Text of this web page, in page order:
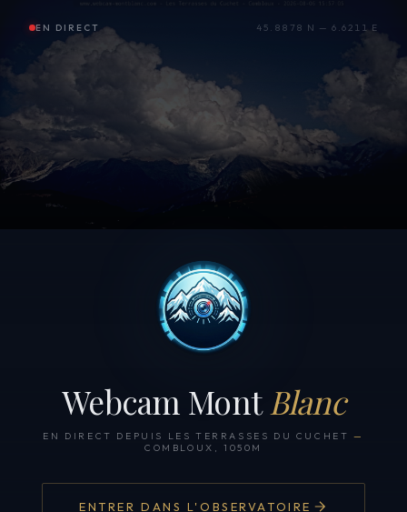
EN DIRECT 45.8878 N — 6.6211 E
Webcam Mont Blanc
EN DIRECT DEPUIS LES TERRASSES DU CUCHET —
COMBLOUX, 1050M
ENTRER DANS L'OBSERVATOIRE